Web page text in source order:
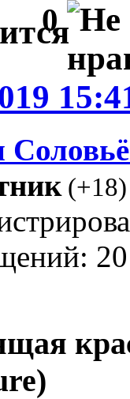
0
(+18)
20